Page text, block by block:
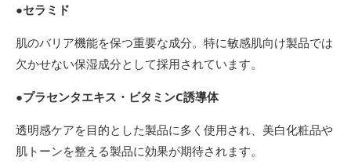
●セラミド
肌のバリア機能を保つ重要な成分。特に敏感肌向け製品では
欠かせない保湿成分として採用されています。
●プラセンタエキス・ビタミンC誘導体
透明感ケアを目的とした製品に多く使用され、美白化粧品や
肌トーンを整える製品に効果が期待されます。